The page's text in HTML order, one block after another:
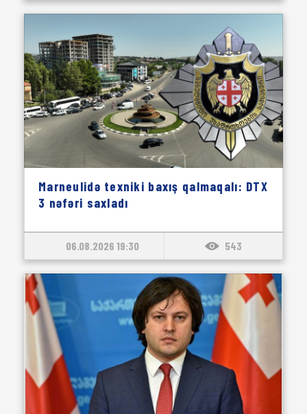
Marneulidə texniki baxış qalmaqalı: DTX
3 nəfəri saxladı
06.08.2026 19:30 543